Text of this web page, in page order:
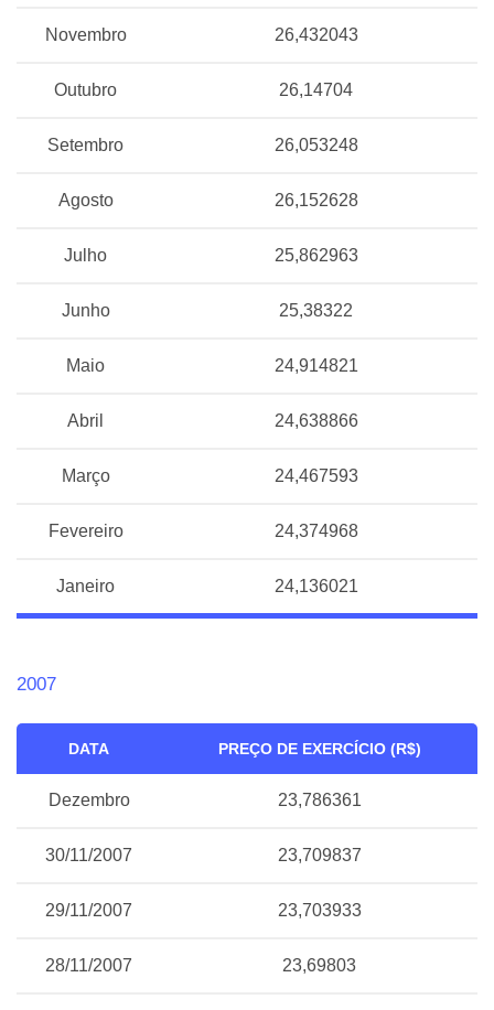
Novembro 26,432043
Outubro 26,14704
Setembro 26,053248
Agosto 26,152628
Julho 25,862963
Junho 25,38322
Maio 24,914821
Abril 24,638866
Março 24,467593
Fevereiro 24,374968
Janeiro 24,136021
2007
DATA PREÇO DE EXERCÍCIO (R$)
Dezembro 23,786361
30/11/2007 23,709837
29/11/2007 23,703933
28/11/2007 23,69803